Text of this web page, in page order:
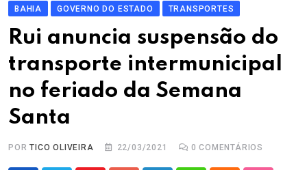
BAHIA GOVERNO DO ESTADO TRANSPORTES
Rui anuncia suspensão do
transporte intermunicipal
no feriado da Semana
Santa
PORTICO OLIVEIRA 22/03/2021 0 COMENTÁRIOS